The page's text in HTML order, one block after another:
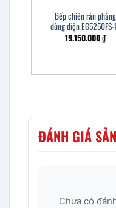
Bếp chiên rán phẳng
dùng điện EG5250FS-
19.150.000₫
ĐÁNH GIÁ
Chưa có